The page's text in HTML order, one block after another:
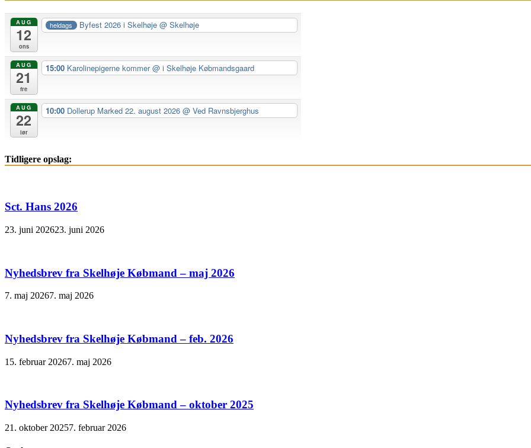
AUG
12
ons
heldags Byfest 2026 i Skelhøje@ Skelhøje
AUG
21
fre
15:00 Karolinepigerne kommer@ i Skelhøje Købmandsgaard
AUG
22
lør
10:00 Dollerup Marked 22. august 2026 @ Ved Ravnsbjerghus
Tidligere opslag:
Sct. Hans 2026
23. juni 202623. juni 2026
Nyhedsbrev fra Skelhøje Købmand – maj 2026
7. maj 20267. maj 2026
Nyhedsbrev fra Skelhøje Købmand – feb. 2026
15. februar 20267. maj 2026
Nyhedsbrev fra Skelhøje Købmand – oktober 2025
21. oktober 20257. februar 2026